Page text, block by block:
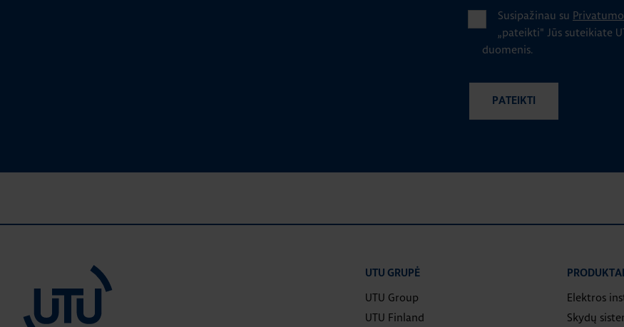
Susipažinau su
„pateikti" Jūs suteikiate
duomenis.
UTU GRUPĖ
UTU Group
UTU Finland
PRODUKTAI
Elektros
Skydų